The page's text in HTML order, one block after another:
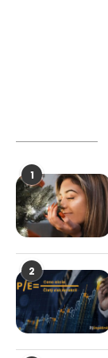
1
2